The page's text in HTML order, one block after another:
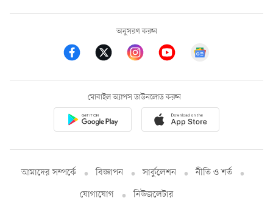
অনুসরণ করুন
মোবাইল অ্যাপস ডাউনলোড করুন
আমাদের সম্পর্কে বিজ্ঞাপন সার্কুলেশন
নীতি ও শর্ত
যোগাযোগ
নিউজলেটার